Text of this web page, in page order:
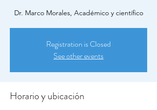
Dr. Marco Morales, Académico y científico
Registration is Closed
See other events
Horario y ubicación